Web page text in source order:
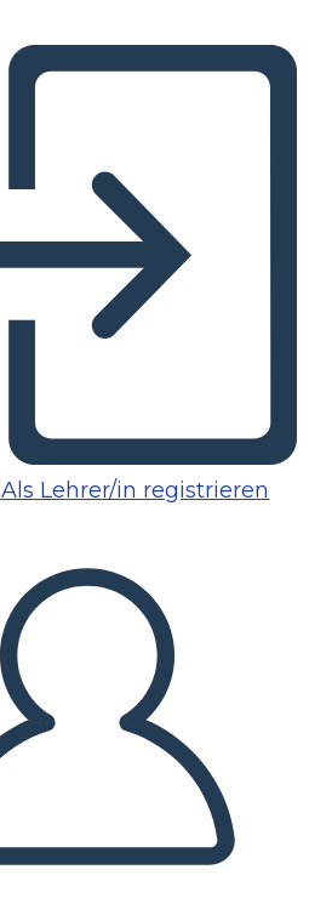
Als Lehrer/in registrieren